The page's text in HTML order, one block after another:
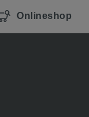
Onlineshop